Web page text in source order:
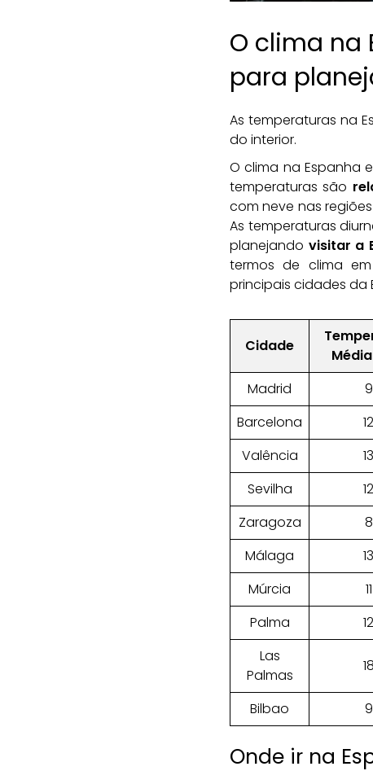
O clima na
para
As temperaturas na
do interior.
O clima na Espanha
temperaturas são
com neve nas
As temperaturas
planejando visitar a
termos de clima
principais cidades da
Cidade
Madrid
9
Barcelona
12
Valência
13
Sevilha
12
Zaragoza
8
Málaga
13
Múrcia
11
Palma
12
Las
Palmas
18
Bilbao 9
Onde ir na